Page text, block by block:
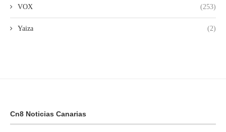
VOX (253)
Yaiza (2)
Cn8 Noticias Canarias